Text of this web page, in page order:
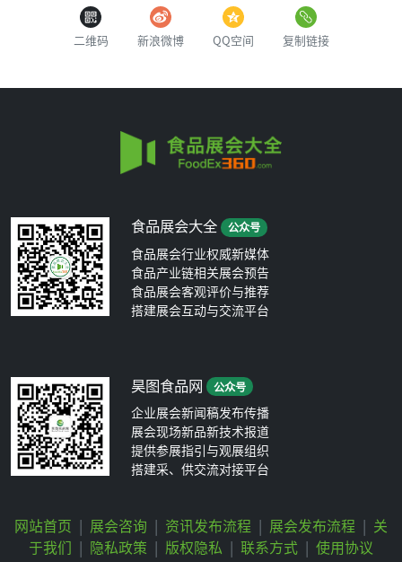
二维码 新浪微博 QQ空间 复制链接
食品展会大全 公众号
食品展会行业权威新媒体
食品产业链相关展会预告
食品展会客观评价与推荐
搭建展会互动与交流平台
昊图食品网 公众号
企业展会新闻稿发布传播
展会现场新品新技术报道
提供参展指引与观展组织
搭建采、供交流对接平台
网站首页 | 展会咨询 | 资讯发布流程 | 展会发布流程 | 关
于我们 | 隐私政策 | 版权隐私 | 联系方式 | 使用协议